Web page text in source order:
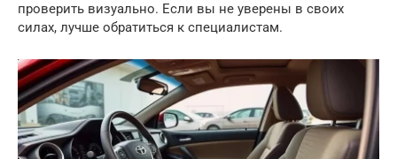
проверить визуально. Если вы не уверены в своих
силах, лучше обратиться к специалистам.